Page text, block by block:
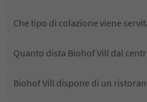
Che tipo di colazione viene
Quanto dista Biohof Vill dal
Biohof Vill dispone di un